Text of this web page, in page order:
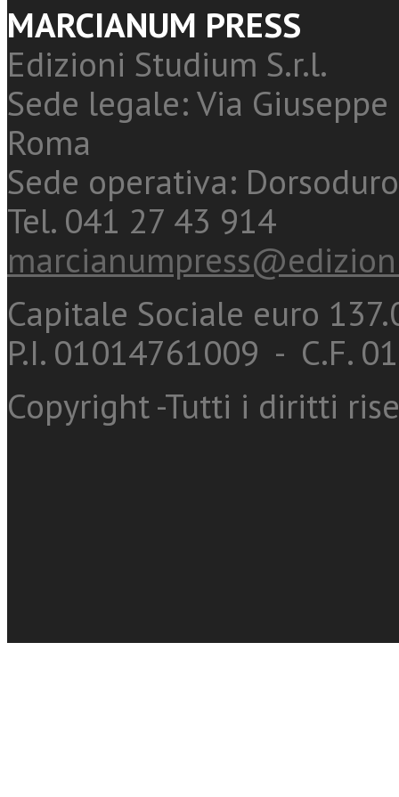
MARCIANUM PRESS
Edizioni Studium S.r.l.
Sede legale: Via
Roma
Sede operativa:
Tel. 041 27 43 914
Capitale Sociale euro
P.I. 01014761009 - C.F.
Copyright -Tutti i diritti